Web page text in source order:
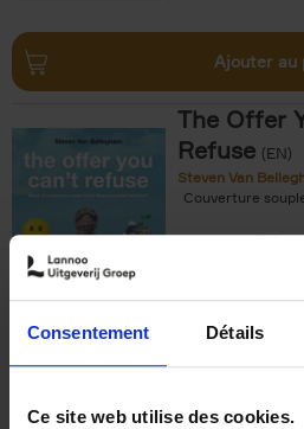
Consentement Détails
Ce site web utilise des cookies.
Ajouter au
The Offer
Refuse (EN)
Steven Van
Couverture
€37,50